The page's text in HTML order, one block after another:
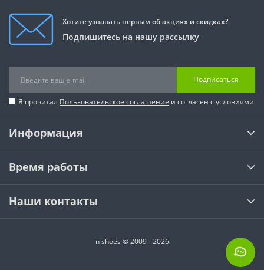
Хотите узнавать первым об акциях и скидках?
Подпишитесь на нашу рассылку
Подписаться
Я прочитал Пользовательское соглашение и согласен с условиями
Информация
Время работы
Наши контакты
n shoes © 2009 - 2026